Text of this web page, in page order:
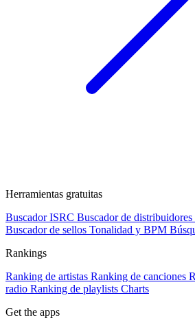
Herramientas gratuitas
Buscador ISRC Buscador de distribuidores
Buscador de sellos Tonalidad y BPM
Rankings
Ranking de artistas Ranking de canciones
radio Ranking de playlists Charts
Get the apps